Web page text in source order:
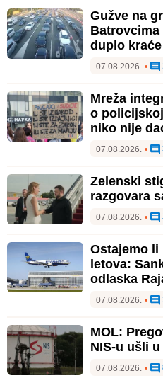
Gužve na
Batrovcima
duplo kraće
07.08.2026. •
Mreža
o
niko nije
07.08.2026. •
Zelenski
razgovara
07.08.2026. •
Ostajemo
letova:
odlaska
07.08.2026. •
MOL:
NIS-u ušli
07.08.2026. •